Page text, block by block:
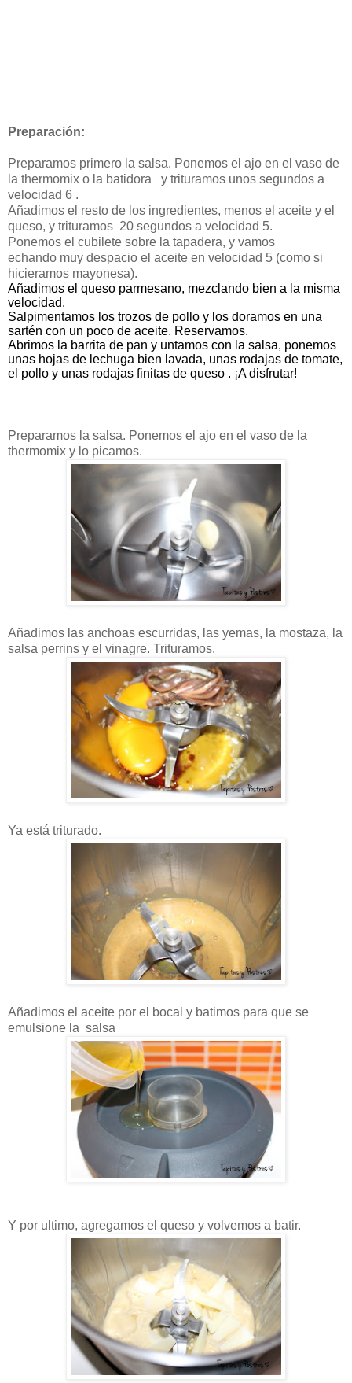
Preparación:
Preparamos primero la salsa. Ponemos el ajo en el vaso de
la thermomix o la batidora y trituramos unos segundos a
velocidad 6 .
Añadimos el resto de los ingredientes, menos el aceite y el
queso, y trituramos 20 segundos a velocidad 5.
Ponemos el cubilete sobre la tapadera, y vamos
echando muy despacio el aceite en velocidad 5 (como si
hicieramos mayonesa).
Añadimos el queso parmesano, mezclando bien a la misma
velocidad.
Salpimentamos los trozos de pollo y los doramos en una
sartén con un poco de aceite. Reservamos.
Abrimos la barrita de pan y untamos con la salsa, ponemos
unas hojas de lechuga bien lavada, unas rodajas de tomate,
el pollo y unas rodajas finitas de queso . ¡A disfrutar!
Preparamos la salsa. Ponemos el ajo en el vaso de la
thermomix y lo picamos.
Añadimos las anchoas escurridas, las yemas, la mostaza, la
salsa perrins y el vinagre. Trituramos.
Ya está triturado.
Añadimos el aceite por el bocal y batimos para que se
emulsione la salsa
Y por ultimo, agregamos el queso y volvemos a batir.